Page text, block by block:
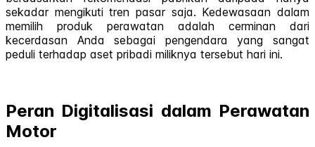
sekadar mengikuti tren pasar saja. Kedewasaan dalam
memilih produk perawatan adalah cerminan dari
kecerdasan Anda sebagai pengendara yang sangat
peduli terhadap aset pribadi miliknya tersebut hari ini.
Peran Digitalisasi dalam Perawatan
Motor